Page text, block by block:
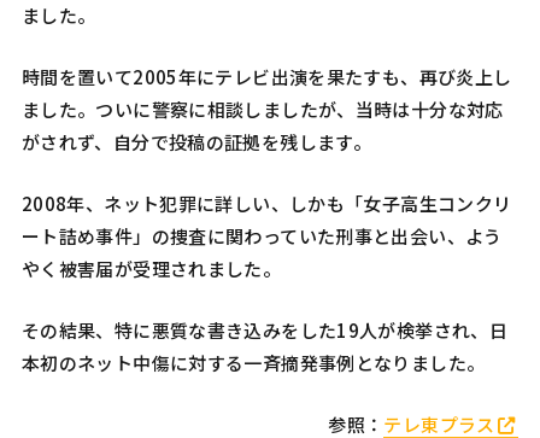
ました。
時間を置いて2005年にテレビ出演を果たすも、再び炎上し
ました。ついに警察に相談しましたが、当時は十分な対応
がされず、自分で投稿の証拠を残します。
2008年、ネット犯罪に詳しい、しかも「女子高生コンクリ
ート詰め事件」の捜査に関わっていた刑事と出会い、よう
やく被害届が受理されました。
その結果、特に悪質な書き込みをした19人が検挙され、日
本初のネット中傷に対する一斉摘発事例となりました。
参照： テレ東プラス